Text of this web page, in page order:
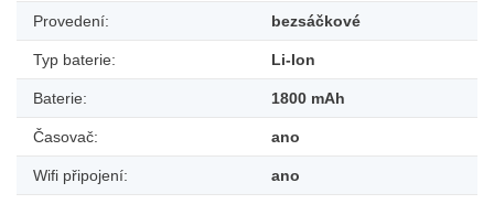
Provedení: bezsáčkové
Typ baterie: Li-Ion
Baterie: 1800 mAh
Časovač: ano
Wifi připojení: ano